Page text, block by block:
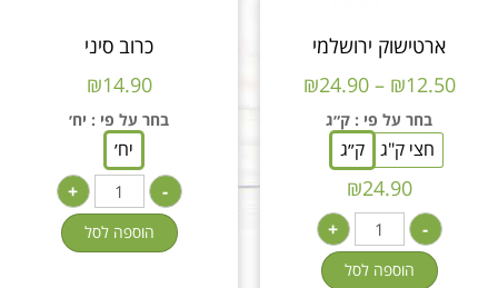
ארטישוק ירושלמי
₪12.50
–
₪24.90
בחר על פי : ק״ג
חצי ק"ג ק״ג
₪24.90
-
+
הוספה לסל
כרוב סיני
₪14.90
בחר על פי : יח׳
יח׳
-
+
הוספה לסל